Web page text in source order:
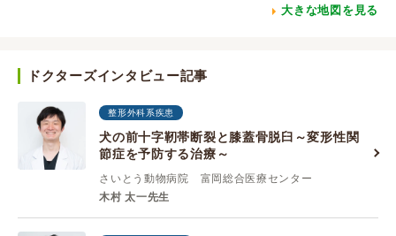
大きな地図を見る
ドクターズインタビュー記事
整形外科系疾患
犬の前十字靭帯断裂と膝蓋骨脱臼～変形性関
節症を予防する治療～
さいとう動物病院 富岡総合医療センター
木村 太一先生